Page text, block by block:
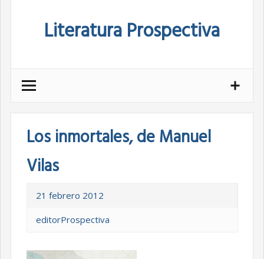
Literatura Prospectiva
Los inmortales, de Manuel
Vilas
21 febrero 2012
editorProspectiva